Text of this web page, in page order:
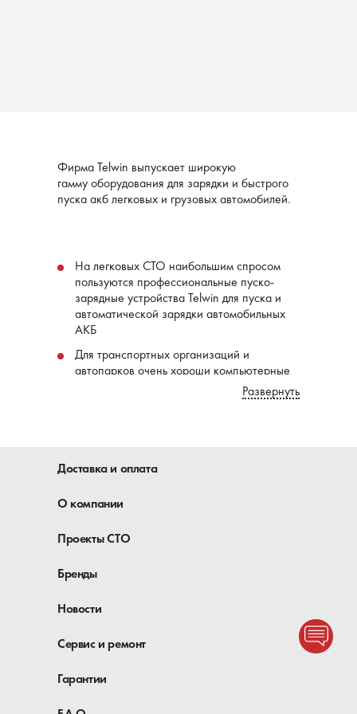
Фирма Telwin выпускает широкую
гамму оборудования для зарядки и быстрого
пуска акб легковых и грузовых автомобилей.
На легковых СТО наибольшим спросом
пользуются профессиональные пуско-
зарядные устройства Telwin для пуска и
автоматической зарядки автомобильных
АКБ
Для транспортных организаций и
автопарков очень хороши компьютерные
автомобилей в холодное время.Как
укомплектована набором инструментов
смотрите спецификацию и комплектацию
Неплохим спросом пользуются пусковые
уверенного старта автомобильных
Все приборы от Телвин показывать нет
только наиболее популярные модели
Развернуть
Доставка и оплата
О компании
Проекты СТО
Бренды
Новости
Сервис и ремонт
Гарантии